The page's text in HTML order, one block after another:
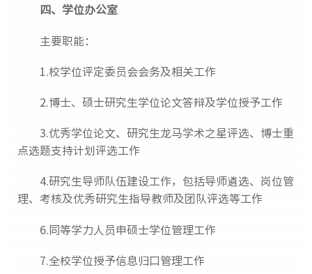
四、学位办公室
主要职能：
1.校学位评定委员会会务及相关工作
2.博士、硕士研究生学位论文答辩及学位授予工作
3.优秀学位论文、研究生龙马学术之星评选、博士重
点选题支持计划评选工作
4.研究生导师队伍建设工作，包括导师遴选、岗位管
理、考核及优秀研究生指导教师及团队评选等工作
6.同等学力人员申硕士学位管理工作
7.全校学位授予信息归口管理工作